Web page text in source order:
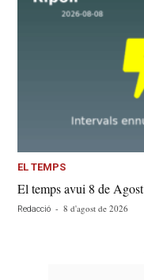
EL TEMPS
El temps avui 8 de
Redacció - 8 d'agost de 2026